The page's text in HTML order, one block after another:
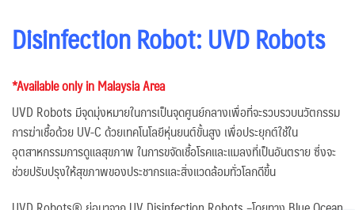
Disinfection Robot: UVD Robots
*Available only in Malaysia Area
UVD Robots มีจุดมุ่งหมายในการเป็นจุดศูนย์กลางเพื่อที่จะรวบรวบนวัตกรรม
การฆ่าเชื้อด้วย UV-C ด้วยเทคโนโลยีหุ่นยนต์ขั้นสูง เพื่อประยุกต์ใช้ใน
อุตสาหกรรมการดูแลสุขภาพ ในการขจัดเชื้อโรคและแมลงที่เป็นอันตราย ซึ่งจะ
ช่วยปรับปรุงให้สุขภาพของประชากรและสิ่งแวดล้อมทั่วโลกดีขึ้น